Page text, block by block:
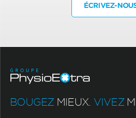
ÉCRIVEZ-
BOUGEZ MIEUX. VIVEZ